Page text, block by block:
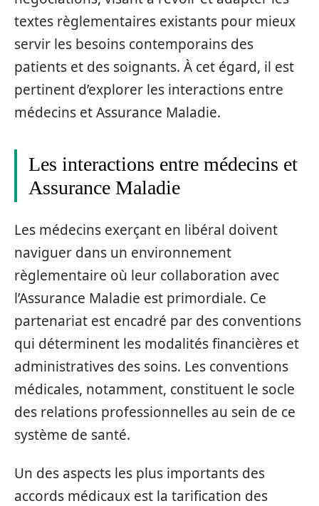
textes règlementaires existants pour mieux
servir les besoins contemporains des
patients et des soignants. À cet égard, il est
pertinent d’explorer les interactions entre
médecins et Assurance Maladie.
Les interactions entre médecins et
Assurance Maladie
Les médecins exerçant en libéral doivent
naviguer dans un environnement
règlementaire où leur collaboration avec
l’Assurance Maladie est primordiale. Ce
partenariat est encadré par des conventions
qui déterminent les modalités financières et
administratives des soins. Les conventions
médicales, notamment, constituent le socle
des relations professionnelles au sein de ce
système de santé.
Un des aspects les plus importants des
accords médicaux est la tarification des